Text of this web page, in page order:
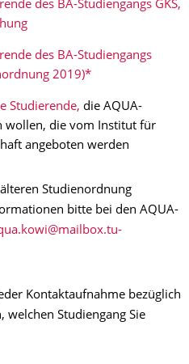
des BA-Studiengangs GKS,
des BA-Studiengangs
2019)*
Studierende, die AQUA-
wollen, die vom Institut für
angeboten werden
Studienordnung
bitte bei den AQUA-
Kontaktaufnahme bezüglich
welchen Studiengang Sie